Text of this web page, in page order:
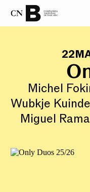
22
Michel
Wubkje
Miguel